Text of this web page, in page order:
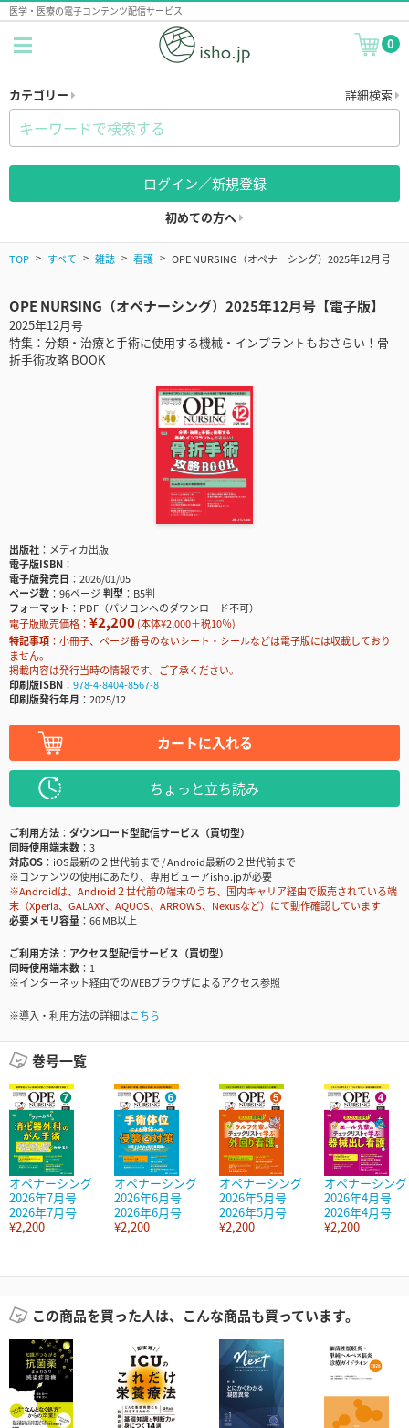
医学・医療の電子コンテンツ配信サービス
0
カテゴリー 詳細検索
ログイン／新規登録
初めての方へ
TOP すべて 雑誌 看護 OPE NURSING（オペナーシング）2025年12月号
OPE NURSING（オペナーシング）2025年12月号【電子版】
2025年12月号
特集：分類・治療と手術に使用する機械・インプラントもおさらい！骨
折手術攻略 BOOK
出版社
メディカ出版
電子版ISBN
電子版発売日
2026/01/05
ページ数
96ページ判型
B5判
フォーマット
PDF（パソコンへのダウンロード不可）
電子版販売価格： ¥2,200(本体¥2,000＋税10％)
特記事項
小冊子、ページ番号のないシート・シールなどは電子版には収載しており
ません。
掲載内容は発行当時の情報です。ご了承ください。
印刷版ISBN
978-4-8404-8567-8
印刷版発行年月
2025/12
カートに入れる
ちょっと立ち読み
ご利用方法
ダウンロード型配信サービス（買切型）
同時使用端末数
3
対応OS
iOS最新の２世代前まで / Android最新の２世代前まで
※コンテンツの使用にあたり、専用ビューアisho.jpが必要
※Androidは、Android２世代前の端末のうち、国内キャリア経由で販売されている端
末（Xperia、GALAXY、AQUOS、ARROWS、Nexusなど）にて動作確認しています
必要メモリ容量
66 MB以上
ご利用方法
アクセス型配信サービス（買切型）
同時使用端末数
1
※インターネット経由でのWEBブラウザによるアクセス参照
※導入・利用方法の詳細はこちら
巻号一覧
オペナーシング
2026年7月号
2026年7月号
¥2,200
オペナーシング
2026年6月号
2026年6月号
¥2,200
オペナーシング
2026年5月号
2026年5月号
¥2,200
オペナーシング
2026年4月号
2026年4月号
¥2,200
この商品を買った人は、こんな商品も買っています。